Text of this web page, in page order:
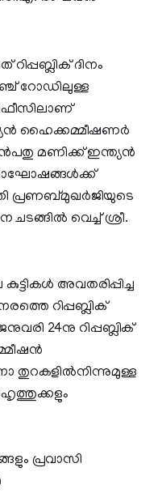
ദിനം
റോഡിലുള്ള
ഹൈക്കമ്മീഷണര്‍
മണിക്ക് ഇന്ത്യന്‍
പ്രണബ്മുഖര്‍ജിയുടെ
വെച്ച് ശ്രീ.
അവതരിപ്പിച്ച
റിപ്പബ്ലിക്
24നു റിപ്പബ്ലിക്
തുറകളില്‍നിന്നുമുള്ള
പ്രവാസി